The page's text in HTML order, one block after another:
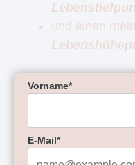
und einen
Vorname*
E-Mail*